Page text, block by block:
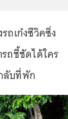
ถเก๋งซีวิคซิ่ง
ถชี้ชัดได้ใคร
ลับที่พัก